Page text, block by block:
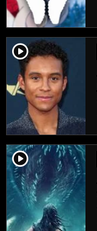
player2
player2